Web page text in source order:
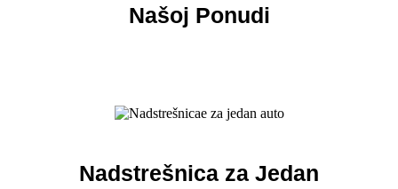
Našoj Ponudi
Nadstrešnica za Jedan